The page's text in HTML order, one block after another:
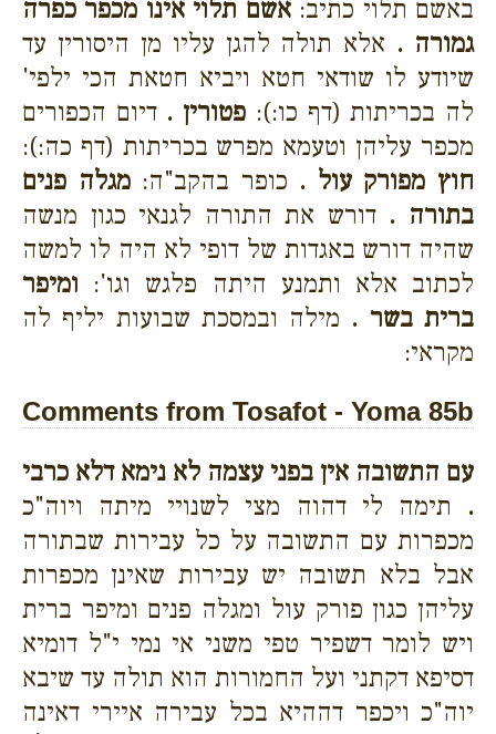
באשם תלוי כתיב:אשם תלוי אינו מכפר כפרה
גמורה . אלא תולה להגן עליו מן היסורין עד
שיודע לו שודאי חטא ויביא חטאת הכי ילפי'
לה בכריתות (דף כו:): פטורין . דיום הכפורים
מכפר עליהן וטעמא מפרש בכריתות (דף כה:):
חוץ מפורק עול . כופר בהקב"ה:מגלה פנים
בתורה . דורש את התורה לגנאי כגון מנשה
שהיה דורש באגדות של דופי לא היה לו למשה
לכתוב אלא ותמנע היתה פלגש וגו': ומיפר
ברית בשר . מילה ובמסכת שבועות יליף לה
מקראי:
Comments from Tosafot - Yoma 85b
עם התשובה אין בפני עצמה לא נימא דלא כרבי
. תימה לי דהוה מצי לשנויי מיתה ויוה"כ
מכפרות עם התשובה על כל עבירות שבתורה
אבל בלא תשובה יש עבירות שאינן מכפרות
עליהן כגון פורק עול ומגלה פנים ומיפר ברית
ויש לומר דשפיר טפי משני אי נמי י"ל דומיא
דסיפא דקתני ועל החמורות הוא תולה עד שיבא
יוה"כ ויכפר דההיא בכל עבירה איירי דאינה